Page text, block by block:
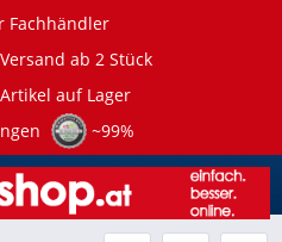
Fachhändler
ab 2 Stück
auf Lager
~99%